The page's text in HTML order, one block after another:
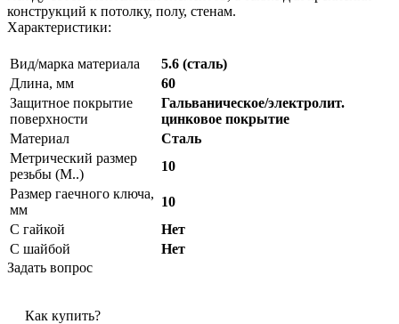
конструкций к потолку, полу, стенам.
Характеристики:
Вид/марка материала
5.6 (сталь)
Длина, мм
60
Защитное покрытие
поверхности
Гальваническое/электролит.
цинковое покрытие
Материал
Сталь
Метрический размер
резьбы (М..)
10
Размер гаечного ключа,
мм
10
С гайкой
Нет
С шайбой
Нет
Задать вопрос
Как купить?